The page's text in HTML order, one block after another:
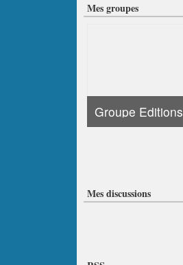
Mes groupes
Groupe Editions
Mes discussions